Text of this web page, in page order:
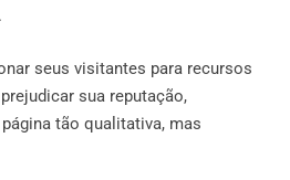
seus visitantes para recursos
sua reputação,
tão qualitativa, mas